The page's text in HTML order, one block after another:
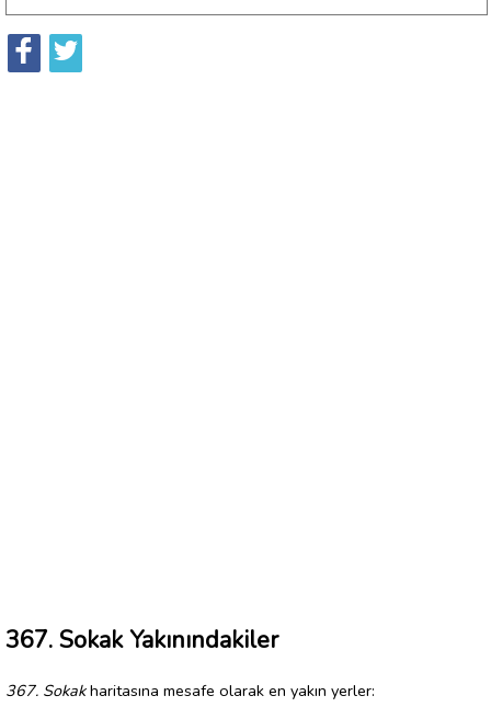
367. Sokak Yakınındakiler
367. Sokakharitasına mesafe olarak en yakın yerler: